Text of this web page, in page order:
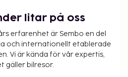
litar på oss
erfarenhet är Sembo en del
och internationellt etablerade
Vi är kända för vår expertis,
gäller bilresor.